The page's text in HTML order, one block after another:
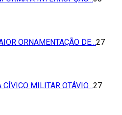
ORNAMENTAÇÃO DE…27
CÍVICO MILITAR OTÁVIO…27